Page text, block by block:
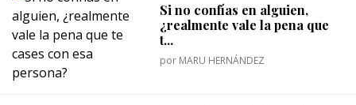
Si no confías en alguien,
¿realmente vale la pena que
t...
por MARU HERNÁNDEZ